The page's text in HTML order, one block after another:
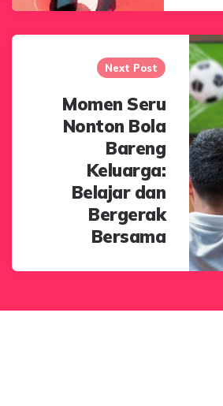
Next Post
Momen Seru
Nonton Bola
Bareng
Keluarga:
Belajar dan
Bergerak
Bersama